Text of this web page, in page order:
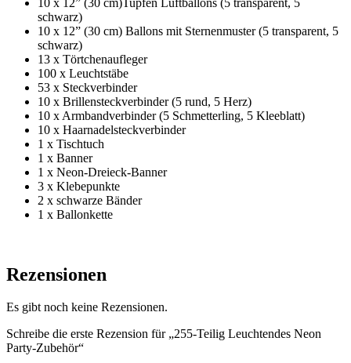
schwarz)
10 x 12” (30 cm) Ballons mit Sternenmuster (5 transparent, 5
schwarz)
13 x Törtchenaufleger
100 x Leuchtstäbe
53 x Steckverbinder
10 x Brillensteckverbinder (5 rund, 5 Herz)
10 x Armbandverbinder (5 Schmetterling, 5 Kleeblatt)
10 x Haarnadelsteckverbinder
1 x Tischtuch
1 x Banner
1 x Neon-Dreieck-Banner
3 x Klebepunkte
2 x schwarze Bänder
1 x Ballonkette
Rezensionen
Es gibt noch keine Rezensionen.
Schreibe die erste Rezension für „255-Teilig Leuchtendes Neon
Party-Zubehör“